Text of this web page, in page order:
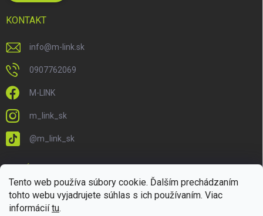
Tento web používa súbory cookie. Ďalším prechádzaním
tohto webu vyjadrujete súhlas s ich používaním. Viac
informáciítu.
KONTAKT
info@m-link.sk
0907762069
M-LINK
m_link_sk
@m_link_sk